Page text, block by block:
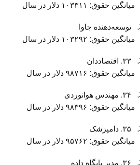
میانگین حقوق: ۱۰۳۳۱۱ دلار در سال
توسعه‌دهنده جاوا
میانگین حقوق: ۱۰۳۲۹۲ دلار در سال
۳۳. اقتصاددان
میانگین حقوق: ۹۸۷۱۶ دلار در سال
۳۴. مهندس هوانوردی
میانگین حقوق: ۹۸۳۹۶ دلار در سال
۳۵. دامپزشک
میانگین حقوق: ۹۵۷۶۲ دلار در سال
۳۶. مدیر پایگاه داده